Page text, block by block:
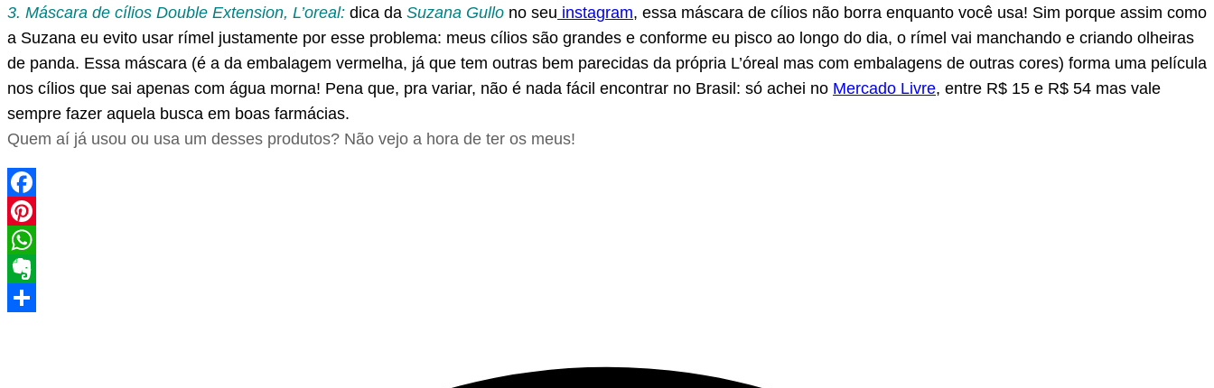
3. Máscara de cílios Double Extension, L’oreal: dica da Suzana Gullo no seu instagram, essa máscara de cílios não borra enquanto você usa! Sim porque assim como
a Suzana eu evito usar rímel justamente por esse problema: meus cílios são grandes e conforme eu pisco ao longo do dia, o rímel vai manchando e criando olheiras
de panda. Essa máscara (é a da embalagem vermelha, já que tem outras bem parecidas da própria L’óreal mas com embalagens de outras cores) forma uma película
nos cílios que sai apenas com água morna! Pena que, pra variar, não é nada fácil encontrar no Brasil: só achei no Mercado Livre, entre R$ 15 e R$ 54 mas vale
sempre fazer aquela busca em boas farmácias.
Quem aí já usou ou usa um desses produtos? Não vejo a hora de ter os meus!
Facebook
Pinterest
WhatsApp
Evernote